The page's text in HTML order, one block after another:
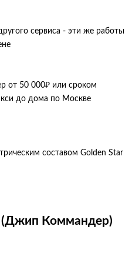
сервиса - эти же работы
от 50 000₽ или сроком
до дома по Москве
составом Golden Star
(Джип Коммандер)